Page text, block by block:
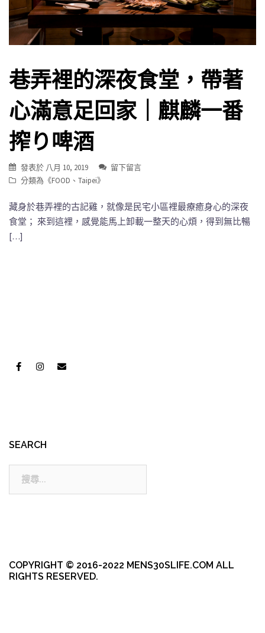
巷弄裡的深夜食堂，帶著
心滿意足回家｜麒麟一番
搾り啤酒
發表於 八月 10, 2019
留下留言
分類為《FOOD 、 Taipei》
藏身於巷弄裡的古記雞，就像是民宅小區裡最療癒身心的深夜
食堂； 來到這裡，感覺能馬上卸載一整天的心煩，得到無比暢
[…]
SEARCH
COPYRIGHT © 2016-2022 MENS30SLIFE.COM ALL
RIGHTS RESERVED.